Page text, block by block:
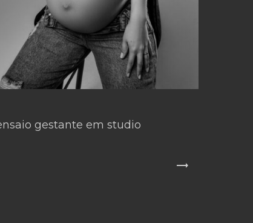
gestante em studio
trending_flat